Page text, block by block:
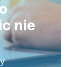
nie